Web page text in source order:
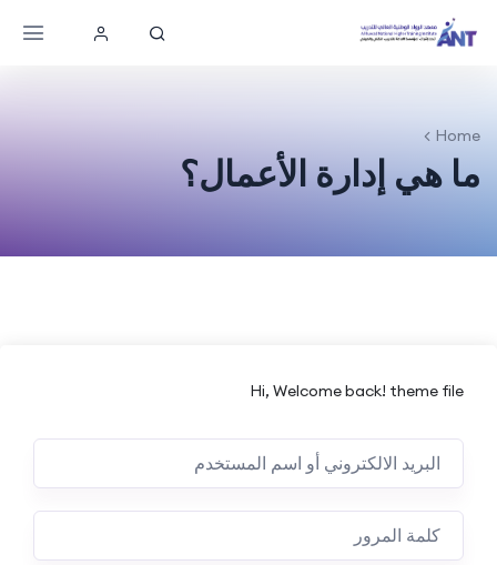
Home
ما هي إدارة الأعمال؟
Hi, Welcome back! theme file